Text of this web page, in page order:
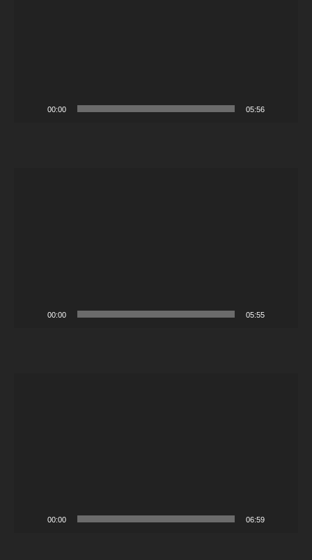
00:00 05:56
00:00 05:55
00:00 06:59